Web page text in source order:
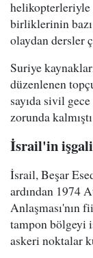
birliklerinin bazı
olaydan dersler
Suriye
düzenlenen
sayıda sivil
zorunda
İsrail'in
İsrail, Beşar
ardından 1974
Anlaşması'nın
tampon bölgeyi
askeri noktalar